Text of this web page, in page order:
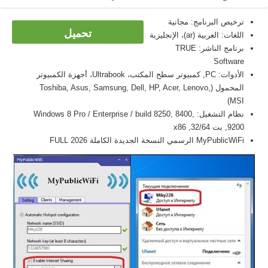
تحميل
ترخيص البرنامج: مجانية
اللغات: العربية (ar)، الإنجليزية
برنامج الناشر: TRUE
Software
الأدوات: PC, كمبيوتر سطح المكتب، Ultrabook، أجهزة الكمبيوتر
المحمول (Toshiba, Asus, Samsung, Dell, HP, Acer, Lenovo,
MSI)
نظام التشغيل: Windows 8 Pro / Enterprise / build 8250, 8400,
9200, بت 32/64, x86
MyPublicWiFi الرسمي النسخة الجديدة الكاملة FULL 2026